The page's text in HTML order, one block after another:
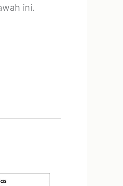
ini.